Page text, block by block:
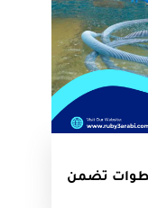
تعقيم مياه المسابح: 4 خطوات تضمن